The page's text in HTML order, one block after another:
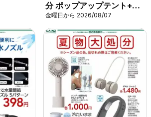
分 ポップアップテント+水
物〇
金曜日から 2026/08/07